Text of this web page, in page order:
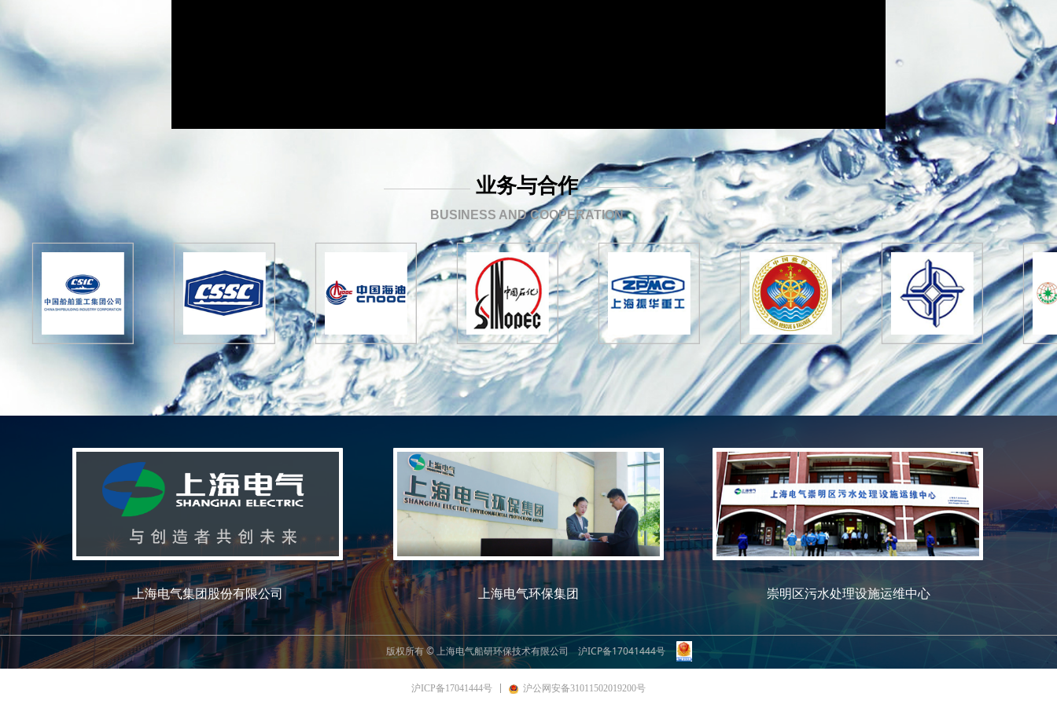
业务与合作
BUSINESS AND COOPERATION
上海电气环保集团 崇明区污水处理设施运维中心
上海电气集团股份有限公司
版权所有 © 上海电气船研环保技术有限公司 沪ICP备17041444号
沪ICP备17041444号 沪公网安备31011502019200号